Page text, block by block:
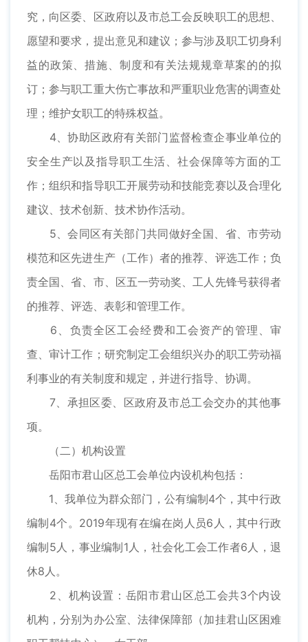
究，向区委、区政府以及市总工会反映职工的思想、
愿望和要求，提出意见和建议；参与涉及职工切身利
益的政策、措施、制度和有关法规规章草案的的拟
订；参与职工重大伤亡事故和严重职业危害的调查处
理；维护女职工的特殊权益。
4、协助区政府有关部门监督检查企事业单位的
安全生产以及指导职工生活、社会保障等方面的工
作；组织和指导职工开展劳动和技能竞赛以及合理化
建议、技术创新、技术协作活动。
5、会同区有关部门共同做好全国、省、市劳动
模范和区先进生产（工作）者的推荐、评选工作；负
责全国、省、市、区五一劳动奖、工人先锋号获得者
的推荐、评选、表彰和管理工作。
6、负责全区工会经费和工会资产的管理、审
查、审计工作；研究制定工会组织兴办的职工劳动福
利事业的有关制度和规定，并进行指导、协调。
7、承担区委、区政府及市总工会交办的其他事
项。
（二）机构设置
岳阳市君山区总工会单位内设机构包括：
1、我单位为群众部门，公有编制4个，其中行政
编制4个。2019年现有在编在岗人员6人，其中行政
编制5人，事业编制1人，社会化工会工作者6人，退
休8人。
2、机构设置：岳阳市君山区总工会共3个内设
机构，分别为办公室、法律保障部（加挂君山区困难